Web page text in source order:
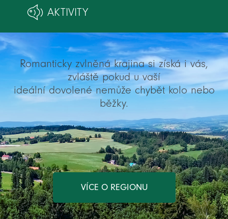
AKTIVITY
Romanticky zvlněná krajina si získá i vás,
zvláště pokud u vaší
ideální dovolené nemůže chybět kolo nebo
běžky.
VÍCE O REGIONU